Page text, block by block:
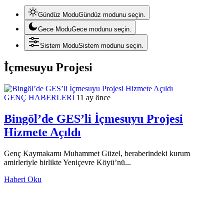
Gündüz ModuGündüz modunu seçin.
Gece ModuGece modunu seçin.
Sistem ModuSistem modunu seçin.
İçmesuyu Projesi
GENÇ HABERLERİ 11 ay önce
Bingöl’de GES’li İçmesuyu Projesi
Hizmete Açıldı
Genç Kaymakamı Muhammet Güzel, beraberindeki kurum
amirleriyle birlikte Yeniçevre Köyü’nü...
Haberi Oku